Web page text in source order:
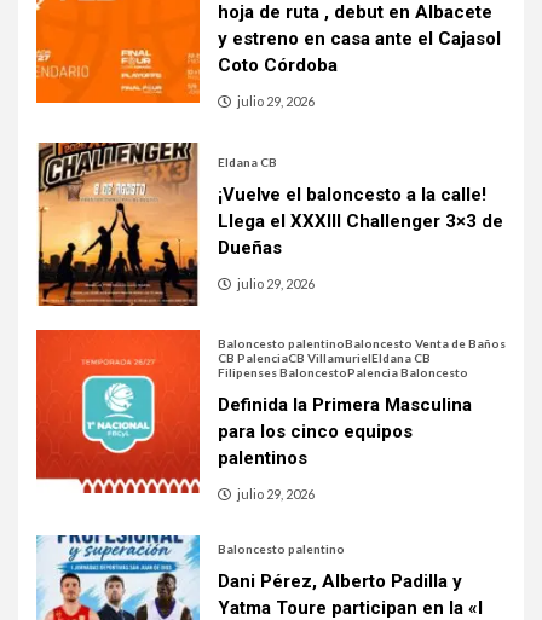
hoja de ruta , debut en Albacete
y estreno en casa ante el Cajasol
Coto Córdoba
julio 29, 2026
Eldana CB
¡Vuelve el baloncesto a la calle!
Llega el XXXIII Challenger 3×3 de
Dueñas
julio 29, 2026
Baloncesto palentinoBaloncesto Venta de Baños
CB PalenciaCB VillamurielEldana CB
Filipenses BaloncestoPalencia Baloncesto
Definida la Primera Masculina
para los cinco equipos
palentinos
julio 29, 2026
Baloncesto palentino
Dani Pérez, Alberto Padilla y
Yatma Toure participan en la «I